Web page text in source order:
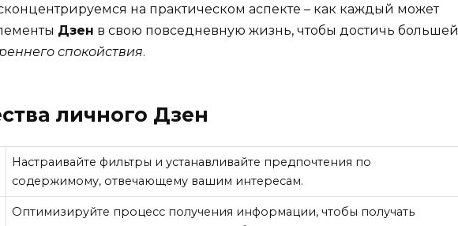
на практическом аспекте – как каждый может
Дзен в свою повседневную жизнь, чтобы достичь большей
спокойствия.
личного Дзен
Настраивайте фильтры и устанавливайте предпочтения по
содержимому, отвечающему вашим интересам.
Оптимизируйте процесс получения информации, чтобы получать